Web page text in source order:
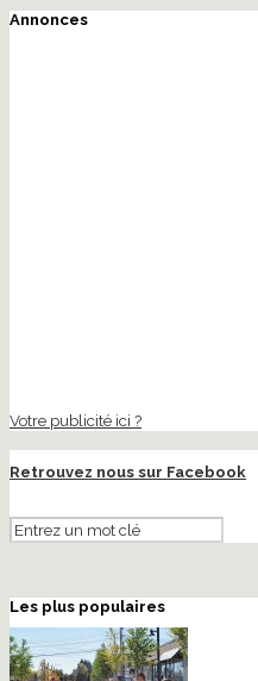
Annonces
Votre publicité ici ?
Retrouvez nous sur Facebook
Les plus populaires